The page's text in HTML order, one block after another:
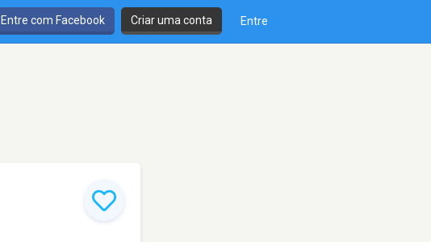
Entre com Facebook Criar uma conta Entre